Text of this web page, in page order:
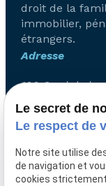
droit de la
immobilier,
étrangers.
Adresse
100 Quai de la
Fosse
44100 NANTES
Accueil
Le secret de
Le respect de
Notre site utilise
de navigation et
cookies